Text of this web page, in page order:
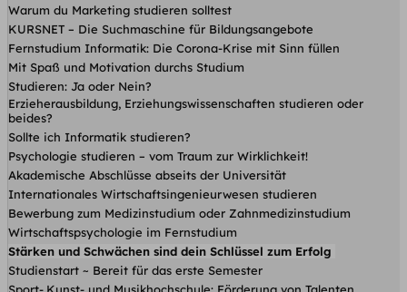
Warum du Marketing studieren solltest
KURSNET – Die Suchmaschine für Bildungsangebote
Fernstudium Informatik: Die Corona-Krise mit Sinn füllen
Mit Spaß und Motivation durchs Studium
Studieren: Ja oder Nein?
Erzieherausbildung, Erziehungswissenschaften studieren oder
beides?
Sollte ich Informatik studieren?
Psychologie studieren – vom Traum zur Wirklichkeit!
Akademische Abschlüsse abseits der Universität
Internationales Wirtschaftsingenieurwesen studieren
Bewerbung zum Medizinstudium oder Zahnmedizinstudium
Wirtschaftspsychologie im Fernstudium
Stärken und Schwächen sind dein Schlüssel zum Erfolg
Studienstart ~ Bereit für das erste Semester